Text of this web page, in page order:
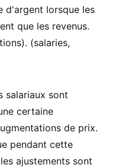
d'argent lorsque les
que les revenus.
(salaries,
salariaux sont
certaine
de prix.
pendant cette
ajustements sont